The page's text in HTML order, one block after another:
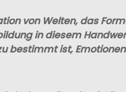
von Welten, das
in diesem
bestimmt ist,